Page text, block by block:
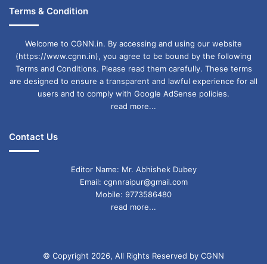
Terms & Condition
Welcome to CGNN.in. By accessing and using our website
(https://www.cgnn.in), you agree to be bound by the following
Terms and Conditions. Please read them carefully. These terms
are designed to ensure a transparent and lawful experience for all
users and to comply with Google AdSense policies.
read more...
Contact Us
Editor Name: Mr. Abhishek Dubey
Email: cgnnraipur@gmail.com
Mobile: 9773586480
read more...
© Copyright 2026, All Rights Reserved by CGNN